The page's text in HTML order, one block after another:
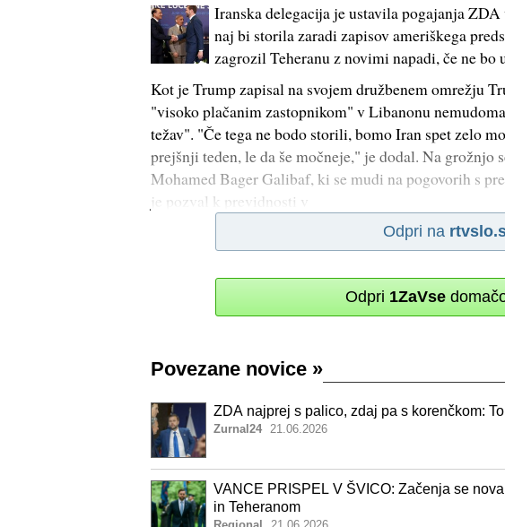
Iranska delegacija je ustavila pogajanja
naj bi storila zaradi zapisov ameriškega
zagrozil Teheranu z novimi napadi, če ne bo
Kot je Trump zapisal na svojem družbenem omrežju
"visoko plačanim zastopnikom" v Libanonu
težav". "Če tega ne bodo storili, bomo Iran spet zelo
prejšnji teden, le da še močneje," je dodal. Na grožnjo
Mohamed Bager Galibaf, ki se mudi na pogovorih s
je pozval k previdnosti v
Odpri na
Odpri 1ZaVse
Povezane novice »
ZDA najprej s palico, zdaj pa s korenčkom:
Zurnal24 21.06.2026
VANCE PRISPEL V ŠVICO: Začenja se
in Teheranom